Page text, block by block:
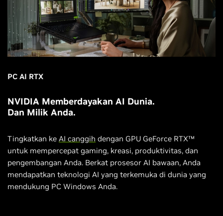
PC AI RTX
NVIDIA Memberdayakan AI Dunia.
Dan Milik Anda.
Tingkatkan ke AI canggih dengan GPU GeForce RTX™
untuk mempercepat gaming, kreasi, produktivitas, dan
pengembangan Anda. Berkat prosesor AI bawaan, Anda
mendapatkan teknologi AI yang terkemuka di dunia yang
mendukung PC Windows Anda.